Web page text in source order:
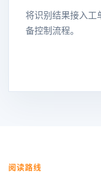
将识别结果接入工
备控制流程。
阅读路线